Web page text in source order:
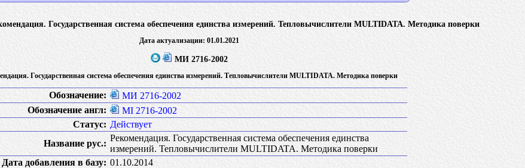
Государственная система обеспечения единства измерений. Тепловычислители MULTIDATA. Методика поверки
Дата актуализации: 01.01.2021
МИ 2716-2002
Государственная система обеспечения единства измерений. Тепловычислители MULTIDATA. Методика поверки
Обозначение:
МИ 2716-2002
Обозначение англ:
MI 2716-2002
Статус: Действует
Название рус.:
Рекомендация. Государственная система обеспечения единства
измерений. Тепловычислители MULTIDATA. Методика поверки
Дата добавления в базу: 01.10.2014